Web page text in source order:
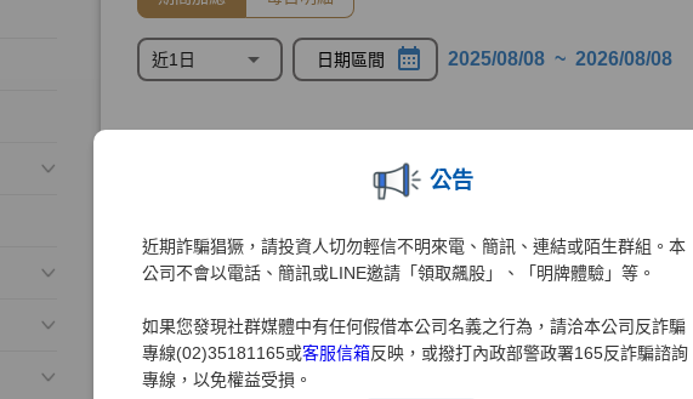
公告
近期詐騙猖獗，請投資人切勿輕信不明來電、簡訊、連結或陌生群組。本
公司不會以電話、簡訊或LINE邀請「領取飆股」、「明牌體驗」等。
如果您發現社群媒體中有任何假借本公司名義之行為，請洽本公司反詐騙
專線(02)35181165或客服信箱反映，或撥打內政部警政署165反詐騙諮詢
專線，以免權益受損。